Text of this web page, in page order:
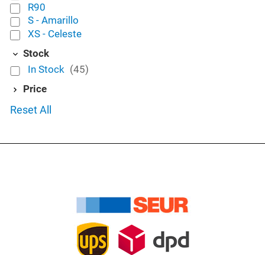
R90
S - Amarillo
XS - Celeste
Stock
In Stock (45)
Price
Reset All